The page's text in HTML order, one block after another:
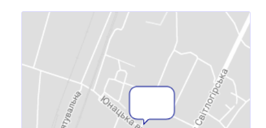
Посилання для мобільних
пристроїв